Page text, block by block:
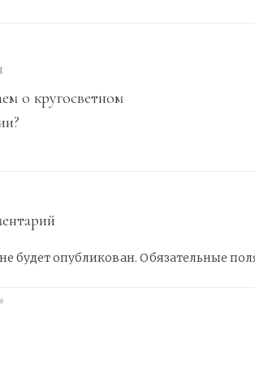
о кругосветном
будет опубликован. Обязательные